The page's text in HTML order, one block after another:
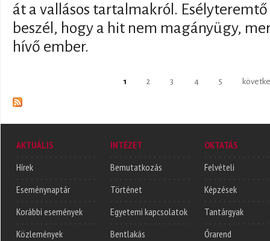
át a vallásos tartalmakról.
beszél, hogy a hit nem magányügy,
hívő ember.
1 2 3 4 5
AKTUÁLIS
Hírek
Eseménynaptár
Korábbi események
Közlemények
INTÉZET
Bemutatkozás
Történet
Egyetemi kapcsolatok
Bentlakás
OKTATÁS
Felvételi
Képzések
Tantárgyak
Órarend